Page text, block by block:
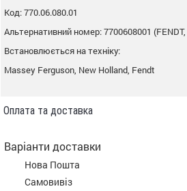
Код: 770.06.080.01
Альтернативний номер: 7700608001
Встановлюється на техніку:
Massey Ferguson, New Holland, Fendt
Оплата та доставка
Варіанти доставки
Нова Пошта
Самовивіз